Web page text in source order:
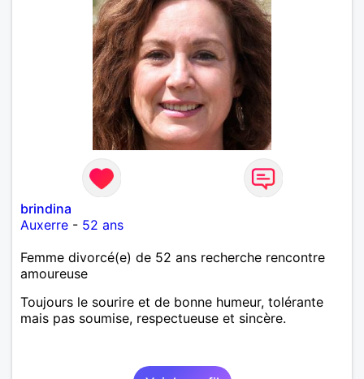
brindina
Auxerre - 52 ans
Femme divorcé(e) de 52 ans recherche rencontre
amoureuse
Toujours le sourire et de bonne humeur, tolérante
mais pas soumise, respectueuse et sincère.